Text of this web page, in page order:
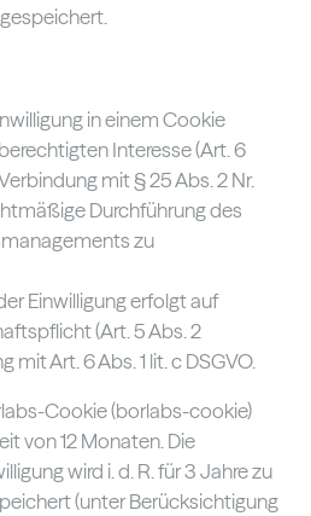
in einem Cookie
Interesse (Art. 6
mit § 25 Abs. 2 Nr.
Durchführung des
zu
Einwilligung erfolgt auf
(Art. 5 Abs. 2
mit Art. 6 Abs. 1 lit. c DSGVO.
Cookie (borlabs-cookie)
von 12 Monaten. Die
wird i. d. R. für 3 Jahre zu
(unter Berücksichtigung